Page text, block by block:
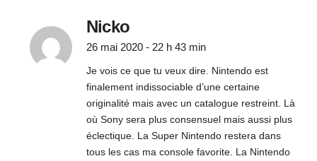
Nicko
26 mai 2020 - 22 h 43 min
Je vois ce que tu veux dire. Nintendo est
finalement indissociable d’une certaine
originalité mais avec un catalogue restreint. Là
où Sony sera plus consensuel mais aussi plus
éclectique. La Super Nintendo restera dans
tous les cas ma console favorite. La Nintendo